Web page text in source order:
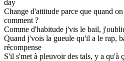
day
Change d'attitude parce que quand
comment ?
Comme d'habitude j'vis le bail,
Quand j'vois la gueule qu'il a le rap,
récompense
S'il s'met à pleuvoir des tals, y a qu'à